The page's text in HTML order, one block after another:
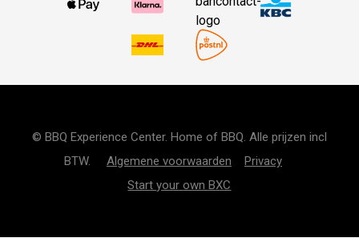
© BBQ Experience Center. Home of BBQ. Alle prijzen incl
BTW. Algemene voorwaarden
Privacy
Start your own BXC